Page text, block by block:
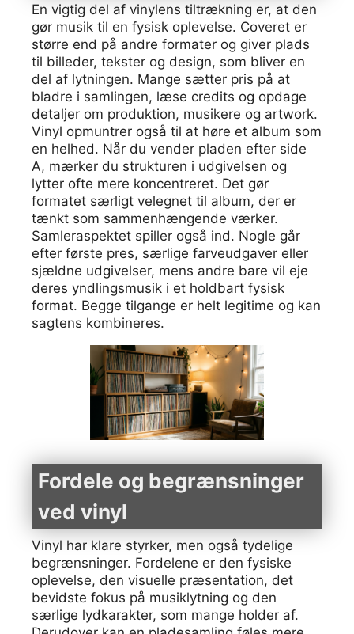
En vigtig del af vinylens tiltrækning er, at den
gør musik til en fysisk oplevelse. Coveret er
større end på andre formater og giver plads
til billeder, tekster og design, som bliver en
del af lytningen. Mange sætter pris på at
bladre i samlingen, læse credits og opdage
detaljer om produktion, musikere og artwork.
Vinyl opmuntrer også til at høre et album som
en helhed. Når du vender pladen efter side
A, mærker du strukturen i udgivelsen og
lytter ofte mere koncentreret. Det gør
formatet særligt velegnet til album, der er
tænkt som sammenhængende værker.
Samleraspektet spiller også ind. Nogle går
efter første pres, særlige farveudgaver eller
sjældne udgivelser, mens andre bare vil eje
deres yndlingsmusik i et holdbart fysisk
format. Begge tilgange er helt legitime og kan
sagtens kombineres.
Fordele og begrænsninger
ved vinyl
Vinyl har klare styrker, men også tydelige
begrænsninger. Fordelene er den fysiske
oplevelse, den visuelle præsentation, det
bevidste fokus på musiklytning og den
særlige lydkarakter, som mange holder af.